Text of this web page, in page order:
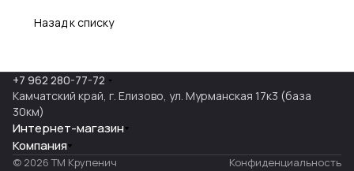
Назад к списку
+7 962 280-77-72
Камчатский край, г. Елизово, ул. Мурманская 17к3 (база
30км)
Интернет-магазин
Компания
© 2026 ТМ Крупенич
Конфиденциальность